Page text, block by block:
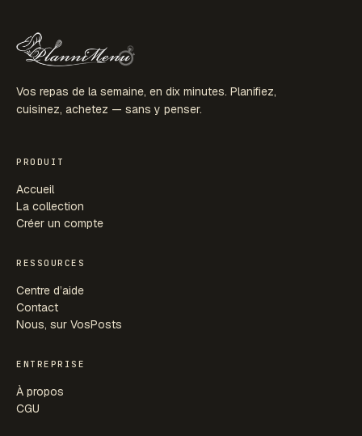
Vos repas de la semaine, en dix minutes. Planifiez,
cuisinez, achetez — sans y penser.
PRODUIT
Accueil
La collection
Créer un compte
RESSOURCES
Centre d’aide
Contact
Nous, sur VosPosts
ENTREPRISE
À propos
CGU